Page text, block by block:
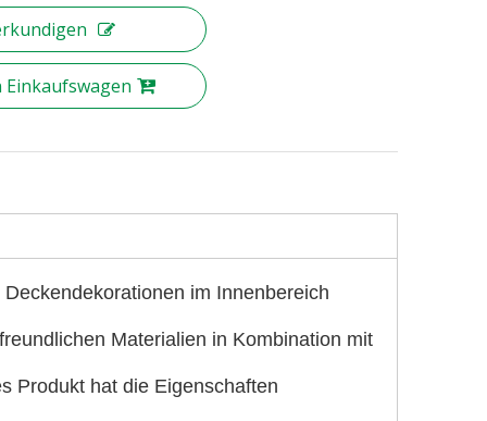
Einkaufswagen
im Innenbereich
Materialien in Kombination mit
Produkt hat die Eigenschaften